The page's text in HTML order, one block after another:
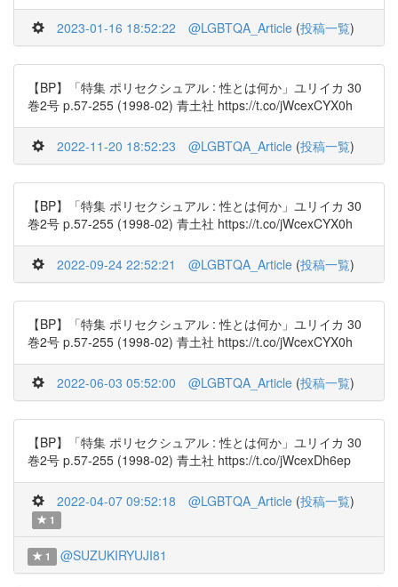
2023-01-16 18:52:22 @LGBTQA_Article (投稿一覧)
【BP】「特集 ポリセクシュアル : 性とは何か」ユリイカ 30
巻2号 p.57-255 (1998-02) 青土社 https://t.co/jWcexCYX0h
2022-11-20 18:52:23 @LGBTQA_Article (投稿一覧)
【BP】「特集 ポリセクシュアル : 性とは何か」ユリイカ 30
巻2号 p.57-255 (1998-02) 青土社 https://t.co/jWcexCYX0h
2022-09-24 22:52:21 @LGBTQA_Article (投稿一覧)
【BP】「特集 ポリセクシュアル : 性とは何か」ユリイカ 30
巻2号 p.57-255 (1998-02) 青土社 https://t.co/jWcexCYX0h
2022-06-03 05:52:00 @LGBTQA_Article (投稿一覧)
【BP】「特集 ポリセクシュアル : 性とは何か」ユリイカ 30
巻2号 p.57-255 (1998-02) 青土社 https://t.co/jWcexDh6ep
2022-04-07 09:52:18 @LGBTQA_Article (投稿一覧)
1
1 @SUZUKIRYUJI81